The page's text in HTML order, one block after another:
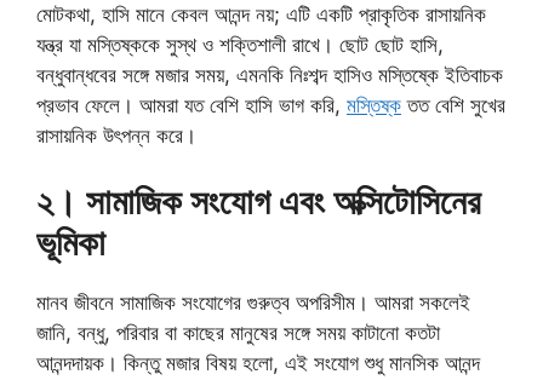
মোটকথা, হাসি মানে কেবল আনন্দ নয়; এটি একটি প্রাকৃতিক রাসায়নিক
যন্ত্র যা মস্তিষ্ককে সুস্থ ও শক্তিশালী রাখে। ছোট ছোট হাসি,
বন্ধুবান্ধবের সঙ্গে মজার সময়, এমনকি নিঃশব্দ হাসিও মস্তিষ্কে ইতিবাচক
প্রভাব ফেলে। আমরা যত বেশি হাসি ভাগ করি, মস্তিষ্ক তত বেশি সুখের
রাসায়নিক উৎপন্ন করে।
২। সামাজিক সংযোগ এবং অক্সিটোসিনের
ভূমিকা
মানব জীবনে সামাজিক সংযোগের গুরুত্ব অপরিসীম। আমরা সকলেই
জানি, বন্ধু, পরিবার বা কাছের মানুষের সঙ্গে সময় কাটানো কতটা
আনন্দদায়ক। কিন্তু মজার বিষয় হলো, এই সংযোগ শুধু মানসিক আনন্দ